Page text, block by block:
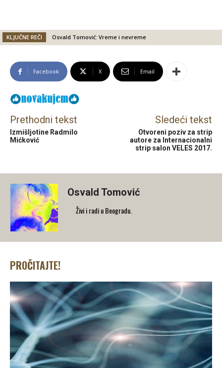
KLJUČNE REČI Osvald Tomović: Vreme i nevreme
Facebook X Email
Prethodni tekst
Izmišljotine Radmilo
Mićković
Sledeći tekst
Otvoreni poziv za strip
autore za Internacionalni
strip salon VELES 2017.
Osvald Tomović
Živi i radi u Beogradu.
PROČITAJTE!